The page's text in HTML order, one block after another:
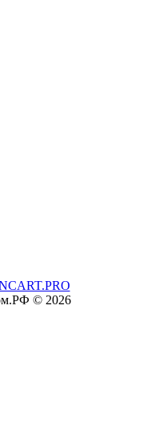
© 2026